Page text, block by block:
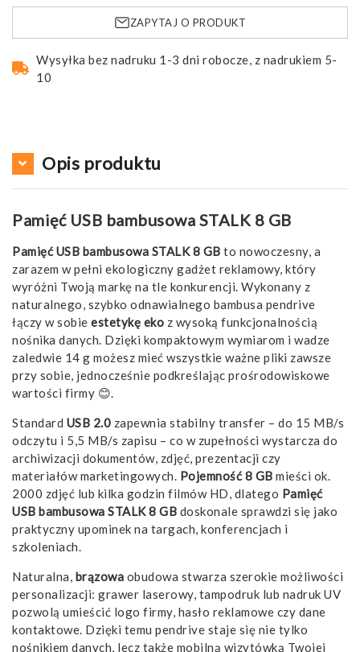
ZAPYTAJ O PRODUKT
Wysyłka bez nadruku 1-3 dni robocze, z nadrukiem 5-
10
Opis produktu
Pamięć USB bambusowa STALK 8 GB
Pamięć USB bambusowa STALK 8 GB to nowoczesny, a
zarazem w pełni ekologiczny gadżet reklamowy, który
wyróżni Twoją markę na tle konkurencji. Wykonany z
naturalnego, szybko odnawialnego bambusa pendrive
łączy w sobie estetykę eko z wysoką funkcjonalnością
nośnika danych. Dzięki kompaktowym wymiarom i wadze
zaledwie 14 g możesz mieć wszystkie ważne pliki zawsze
przy sobie, jednocześnie podkreślając prośrodowiskowe
wartości firmy 😊.
Standard USB 2.0 zapewnia stabilny transfer – do 15 MB/s
odczytu i 5,5 MB/s zapisu – co w zupełności wystarcza do
archiwizacji dokumentów, zdjęć, prezentacji czy
materiałów marketingowych. Pojemność 8 GB mieści ok.
2000 zdjęć lub kilka godzin filmów HD, dlatego Pamięć
USB bambusowa STALK 8 GB doskonale sprawdzi się jako
praktyczny upominek na targach, konferencjach i
szkoleniach.
Naturalna, brązowa obudowa stwarza szerokie możliwości
personalizacji: grawer laserowy, tampodruk lub nadruk UV
pozwolą umieścić logo firmy, hasło reklamowe czy dane
kontaktowe. Dzięki temu pendrive staje się nie tylko
nośnikiem danych, lecz także mobilną wizytówką Twojej